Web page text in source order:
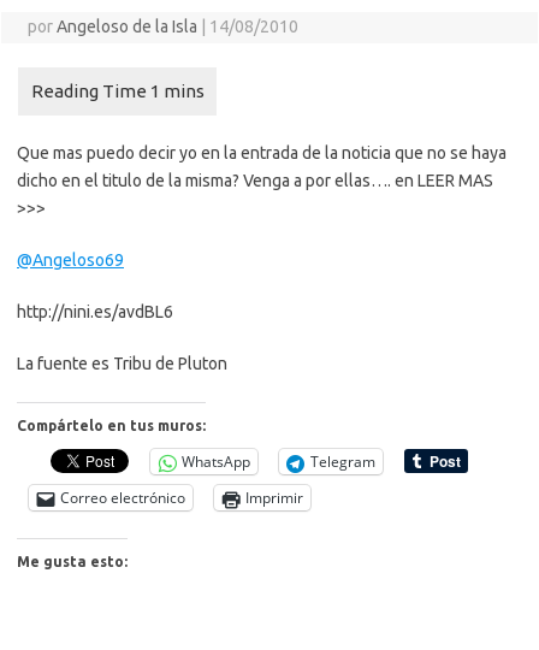
porAngeloso de la Isla 14/08/2010
Que mas puedo decir yo en la entrada de la noticia que no se haya
dicho en el titulo de la misma? Venga a por ellas…. en LEER MAS
>>>
@Angeloso69
http://nini.es/avdBL6
La fuente es Tribu de Pluton
Compártelo en tus muros:
WhatsApp
Telegram
Correo electrónico
Imprimir
Me gusta esto: